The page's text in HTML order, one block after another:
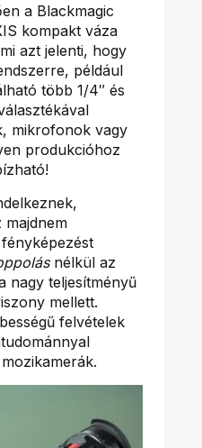
a Blackmagic
kompakt váza
azt jelenti, hogy
például
több 1/4″ és
mikrofonok vagy
produkcióhoz
nélkül az
nagy teljesítményű
mellett.
felvételek